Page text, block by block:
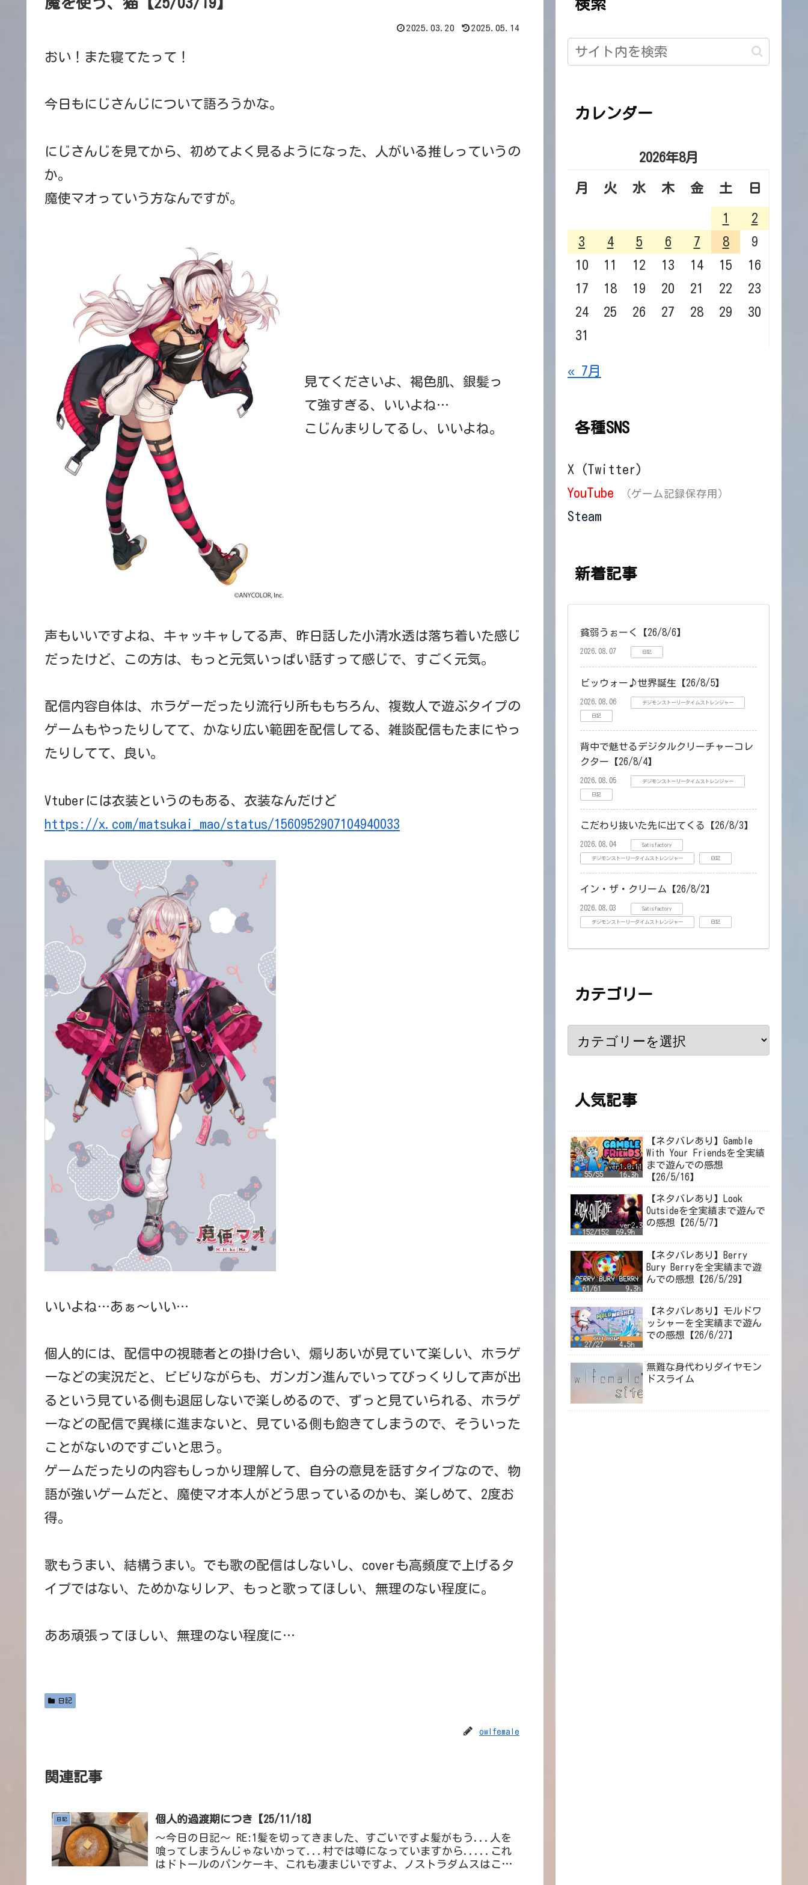
2025.03.20 2025.05.14
おい！また寝てたって！
今日もにじさんじについて語ろうかな。
にじさんじを見てから、初めてよく見るようになった、人がいる推しっていうの
か。
魔使マオっていう方なんですが。
見てくださいよ、褐色肌、銀髪っ
て強すぎる、いいよね…
こじんまりしてるし、いいよね。
声もいいですよね、キャッキャしてる声、昨日話した小清水透は落ち着いた感じ
だったけど、この方は、もっと元気いっぱい話すって感じで、すごく元気。
配信内容自体は、ホラゲーだったり流行り所ももちろん、複数人で遊ぶタイプの
ゲームもやったりしてて、かなり広い範囲を配信してる、雑談配信もたまにやっ
たりしてて、良い。
Vtuberには衣装というのもある、衣装なんだけど
https://x.com/matsukai_mao/status/1560952907104940033
いいよね…あぁ～いい…
個人的には、配信中の視聴者との掛け合い、煽りあいが見ていて楽しい、ホラゲ
ーなどの実況だと、ビビりながらも、ガンガン進んでいってびっくりして声が出
るという見ている側も退屈しないで楽しめるので、ずっと見ていられる、ホラゲ
ーなどの配信で異様に進まないと、見ている側も飽きてしまうので、そういった
ことがないのですごいと思う。
ゲームだったりの内容もしっかり理解して、自分の意見を話すタイプなので、物
語が強いゲームだと、魔使マオ本人がどう思っているのかも、楽しめて、2度お
得。
歌もうまい、結構うまい。でも歌の配信はしないし、coverも高頻度で上げるタ
イプではない、ためかなりレア、もっと歌ってほしい、無理のない程度に。
ああ頑張ってほしい、無理のない程度に…
日記
owlfemale
関連記事
日記 個人的過渡期につき【25/11/18】
～今日の日記～ RE:1髪を切ってきました、すごいですよ髪がもう...人を
喰ってしまうんじゃないかって...村では噂になっていますから.....これ
はドトールのパンケーキ、これも凄まじいですよ、ノストラダムスはこの
検索
カレンダー
2026年8月
月 火 水 木 金 土 日
1
2
3
4 5 6 7 8
9
10
11 12 13 14 15
16
17
18 19 20 21 22
23
24
25 26 27 28 29
30
31
« 7月
各種SNS
X (Twitter)
YouTube
（ゲーム記録保存用）
Steam
新着記事
貧弱うぉーく【26/8/6】
2026.08.07 日記
ビッウォー♪世界誕生【26/8/5】
2026.08.06 デジモンストーリータイムストレンジャー
日記
背中で魅せるデジタルクリーチャーコレ
クター【26/8/4】
2026.08.05 デジモンストーリータイムストレンジャー
日記
こだわり抜いた先に出てくる【26/8/3】
2026.08.04 Satisfactory
デジモンストーリータイムストレンジャー 日記
イン・ザ・クリーム【26/8/2】
2026.08.03 Satisfactory
デジモンストーリータイムストレンジャー 日記
カテゴリー
人気記事
【ネタバレあり】Gamble
With Your Friendsを全実績
まで遊んでの感想
【26/5/16】
【ネタバレあり】Look
Outsideを全実績まで遊んで
の感想【26/5/7】
【ネタバレあり】Berry
Bury Berryを全実績まで遊
んでの感想【26/5/29】
【ネタバレあり】モルドワ
ッシャーを全実績まで遊ん
での感想【26/6/27】
無難な身代わりダイヤモン
ドスライム